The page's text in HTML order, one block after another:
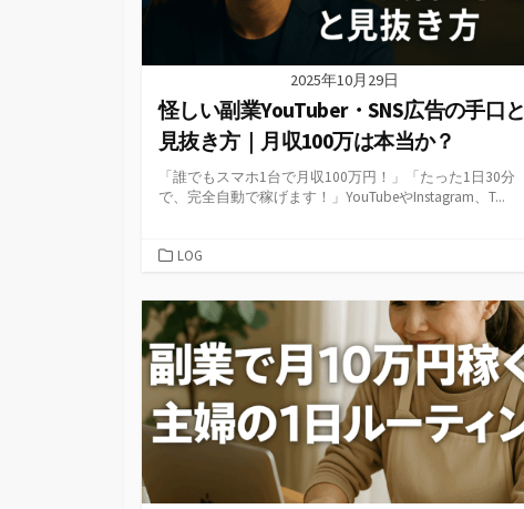
2025年10月29日
怪しい副業YouTuber・SNS広告の手口と
見抜き方｜月収100万は本当か？
「誰でもスマホ1台で月収100万円！」「たった1日30分
で、完全自動で稼げます！」YouTubeやInstagram、T...
カ
ゴ
ー
LOG